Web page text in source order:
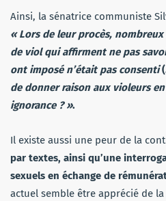
Ainsi, la sénatrice communiste
« Lors de leur procès,
de viol qui affirment ne pas
ont imposé n’était pas consenti
de donner raison aux violeurs
ignorance ? ».
Il existe aussi une peur de la
par textes, ainsi qu’une
sexuels en échange de
actuel semble être apprécié de